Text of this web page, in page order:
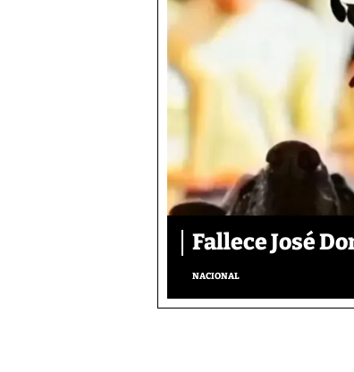
Fallece José
NACIONAL